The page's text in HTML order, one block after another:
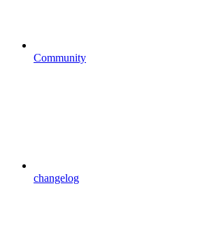
Community
changelog